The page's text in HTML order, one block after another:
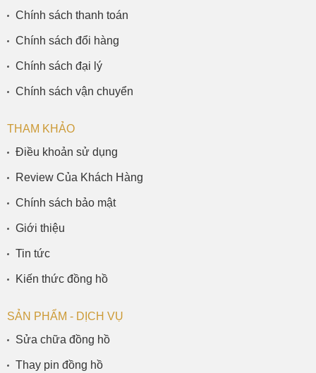
Chính sách thanh toán
Chính sách đổi hàng
Chính sách đại lý
Chính sách vận chuyển
THAM KHẢO
Điều khoản sử dụng
Review Của Khách Hàng
Chính sách bảo mật
Giới thiệu
Tin tức
Kiến thức đồng hồ
SẢN PHẨM - DỊCH VỤ
Sửa chữa đồng hồ
Thay pin đồng hồ